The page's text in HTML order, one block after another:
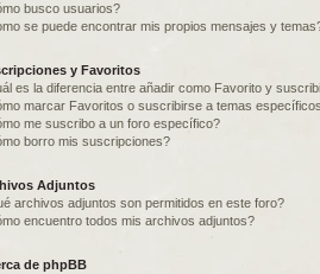
busco usuarios?
se puede encontrar mis propios mensajes y
y Favoritos
es la diferencia entre añadir como Favorito y
marcar Favoritos o suscribirse a temas
me suscribo a un foro específico?
borro mis suscripciones?
Adjuntos
archivos adjuntos son permitidos en este foro?
encuentro todos mis archivos adjuntos?
de phpBB